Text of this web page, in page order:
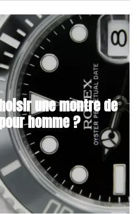
une montre de
homme ?